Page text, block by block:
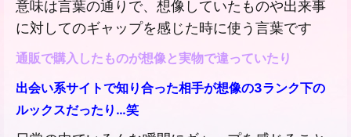
意味は言葉の通りで、想像していたものや出来事
に対してのギャップを感じた時に使う言葉です
通販で購入したものが想像と実物で違っていたり
出会い系サイトで知り合った相手が想像の3ランク下の
ルックスだったり…笑